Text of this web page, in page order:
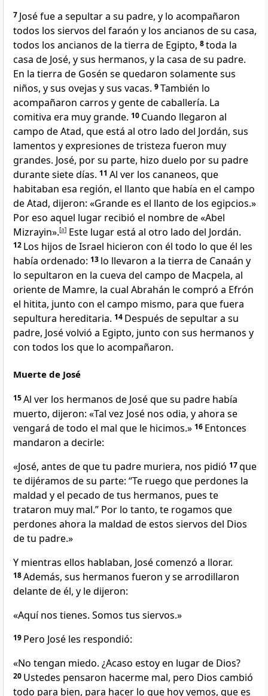
7 José fue a sepultar a su padre, y lo acompañaron
todos los siervos del faraón y los ancianos de su casa,
todos los ancianos de la tierra de Egipto, 8toda la
casa de José, y sus hermanos, y la casa de su padre.
En la tierra de Gosén se quedaron solamente sus
niños, y sus ovejas y sus vacas. 9También lo
acompañaron carros y gente de caballería. La
comitiva era muy grande. 10 Cuando llegaron al
campo de Atad, que está al otro lado del Jordán, sus
lamentos y expresiones de tristeza fueron muy
grandes. José, por su parte, hizo duelo por su padre
durante siete días. 11 Al ver los cananeos, que
habitaban esa región, el llanto que había en el campo
de Atad, dijeron: «Grande es el llanto de los egipcios.»
Por eso aquel lugar recibió el nombre de «Abel
Mizrayin».[a] Este lugar está al otro lado del Jordán.
12 Los hijos de Israel hicieron con él todo lo que él les
había ordenado: 13 lo llevaron a la tierra de Canaán y
lo sepultaron en la cueva del campo de Macpela, al
oriente de Mamre, la cual Abrahán le compró a Efrón
el hitita, junto con el campo mismo, para que fuera
sepultura hereditaria. 14 Después de sepultar a su
padre, José volvió a Egipto, junto con sus hermanos y
con todos los que lo acompañaron.
Muerte de José
15Al ver los hermanos de José que su padre había
muerto, dijeron: «Tal vez José nos odia, y ahora se
vengará de todo el mal que le hicimos.» 16 Entonces
mandaron a decirle:
«José, antes de que tu padre muriera, nos pidió 17que
te dijéramos de su parte: “Te ruego que perdones la
maldad y el pecado de tus hermanos, pues te
trataron muy mal.” Por lo tanto, te rogamos que
perdones ahora la maldad de estos siervos del Dios
de tu padre.»
Y mientras ellos hablaban, José comenzó a llorar.
18Además, sus hermanos fueron y se arrodillaron
delante de él, y le dijeron:
«Aquí nos tienes. Somos tus siervos.»
19 Pero José les respondió:
«No tengan miedo. ¿Acaso estoy en lugar de Dios?
20 Ustedes pensaron hacerme mal, pero Dios cambió
todo para bien, para hacer lo que hoy vemos, que es